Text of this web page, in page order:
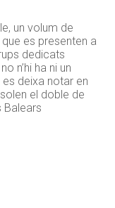
un volum de
es presenten a
dedicats
n’hi ha ni un
deixa notar en
el doble de
Balears